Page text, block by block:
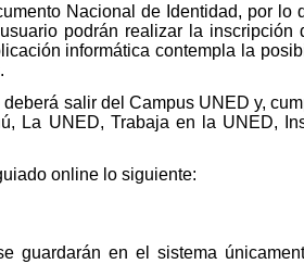
Nacional de Identidad, por lo
podrán realizar la inscripción
informática contempla la
salir del Campus UNED y,
La UNED, Trabaja en la UNED,
online lo siguiente:
guardarán en el sistema